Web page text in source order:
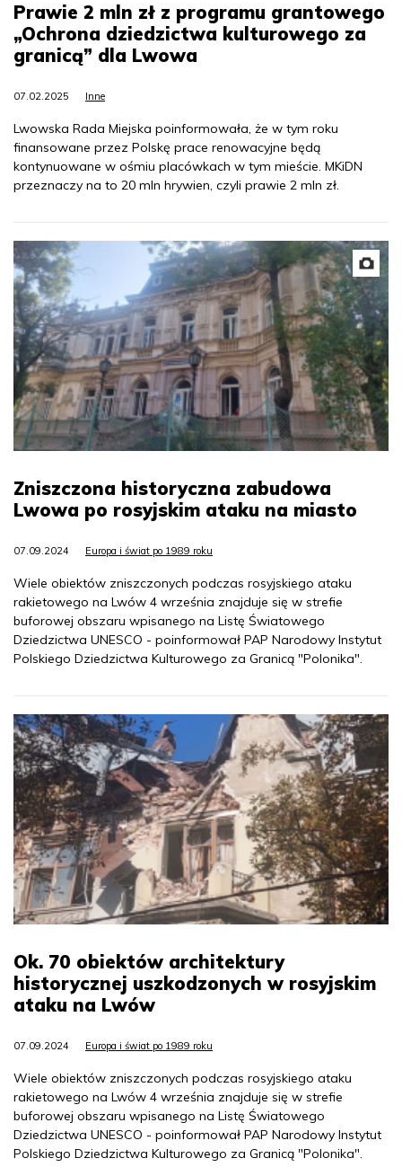
Prawie 2 mln zł z programu grantowego
„Ochrona dziedzictwa kulturowego za
granicą” dla Lwowa
07.02.2025 Inne
Lwowska Rada Miejska poinformowała, że w tym roku
finansowane przez Polskę prace renowacyjne będą
kontynuowane w ośmiu placówkach w tym mieście. MKiDN
przeznaczy na to 20 mln hrywien, czyli prawie 2 mln zł.
Zniszczona historyczna zabudowa
Lwowa po rosyjskim ataku na miasto
07.09.2024 Europa i świat po 1989 roku
Wiele obiektów zniszczonych podczas rosyjskiego ataku
rakietowego na Lwów 4 września znajduje się w strefie
buforowej obszaru wpisanego na Listę Światowego
Dziedzictwa UNESCO - poinformował PAP Narodowy Instytut
Polskiego Dziedzictwa Kulturowego za Granicą "Polonika".
Ok. 70 obiektów architektury
historycznej uszkodzonych w rosyjskim
ataku na Lwów
07.09.2024 Europa i świat po 1989 roku
Wiele obiektów zniszczonych podczas rosyjskiego ataku
rakietowego na Lwów 4 września znajduje się w strefie
buforowej obszaru wpisanego na Listę Światowego
Dziedzictwa UNESCO - poinformował PAP Narodowy Instytut
Polskiego Dziedzictwa Kulturowego za Granicą "Polonika".